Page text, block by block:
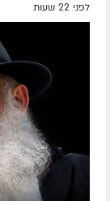
לפני 22 שעות